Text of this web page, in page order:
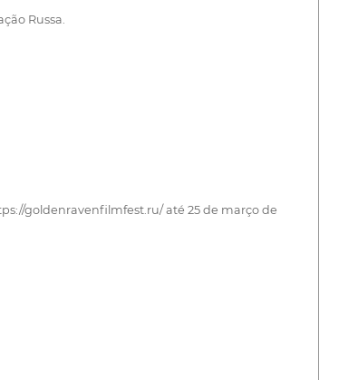
Russa.
goldenravenfilmfest.ru/ até 25 de março de